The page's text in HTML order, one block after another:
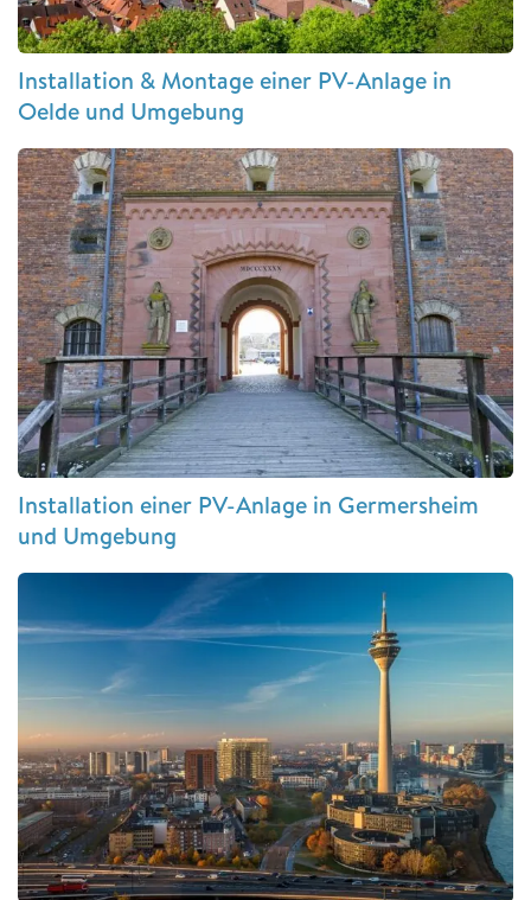
Installation & Montage einer PV-Anlage in
Oelde und Umgebung
Installation einer PV-Anlage in Germersheim
und Umgebung